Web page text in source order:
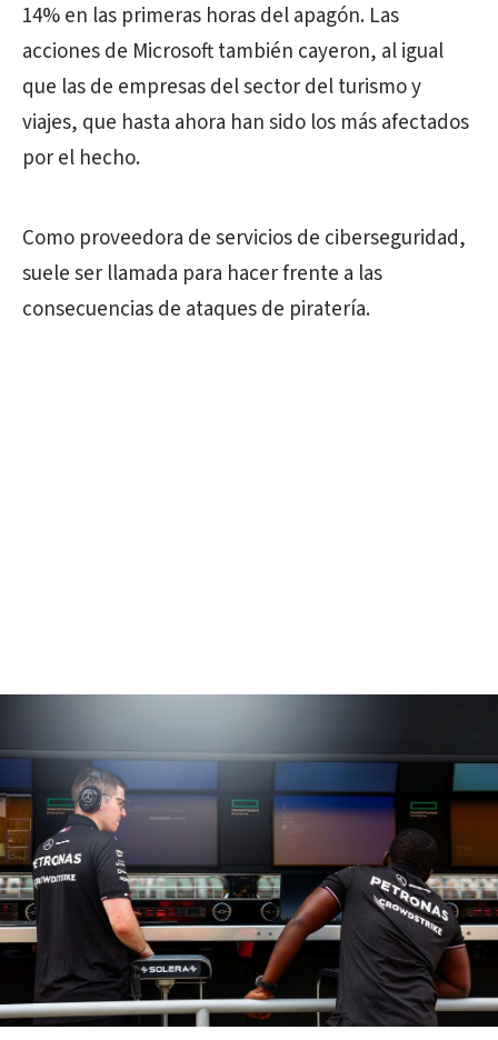
14% en las primeras horas del apagón. Las
acciones de Microsoft también cayeron, al igual
que las de empresas del sector del turismo y
viajes, que hasta ahora han sido los más afectados
por el hecho.
Como proveedora de servicios de ciberseguridad,
suele ser llamada para hacer frente a las
consecuencias de ataques de piratería.